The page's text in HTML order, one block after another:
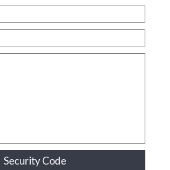
Security Code